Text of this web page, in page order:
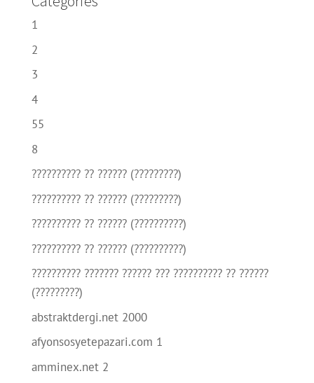
1
2
3
4
55
8
?????????? ?? ?????? (?????????)
?????????? ?? ?????? (?????????)
?????????? ?? ?????? (??????????)
?????????? ?? ?????? (??????????)
?????????? ??????? ?????? ??? ?????????? ?? ??????
(?????????)
abstraktdergi.net 2000
afyonsosyetepazari.com 1
amminex.net 2